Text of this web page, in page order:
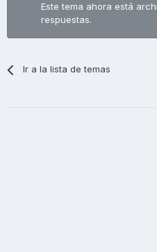
Este tema ahora está
respuestas.
Ir a la lista de temas